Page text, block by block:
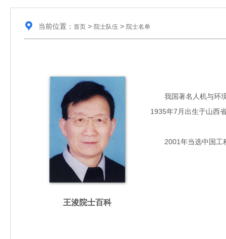
当前位置： 首页> 院士队伍 > 院士名单
王浚院士百科
我国著名人机与环境
1935年7月出生于山西
2001年当选中国工